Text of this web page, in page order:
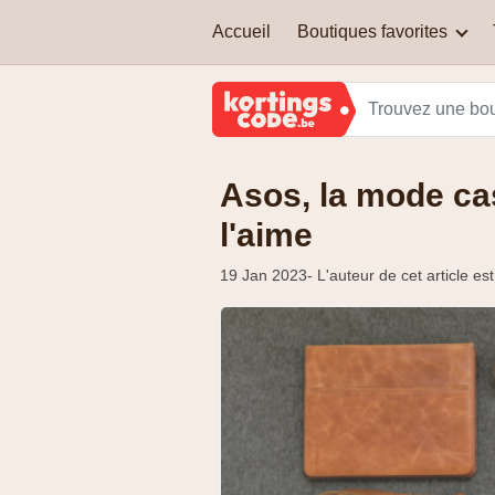
Accueil Boutiques favorites
Adidas
JBC
Sleepworld
Quels types de codes de
Puis-je cumuler un code de
réduction avec une autre
réduction ?
Asos, la mode
l'aime
19 Jan 2023- L'auteur de cet article